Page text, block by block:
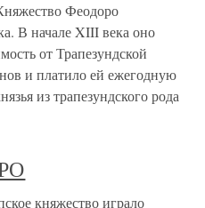
Феодоро
В начале XIII века оно
от Трапезундской
и платило ей ежегодную
из трапезундского рода
княжество играло